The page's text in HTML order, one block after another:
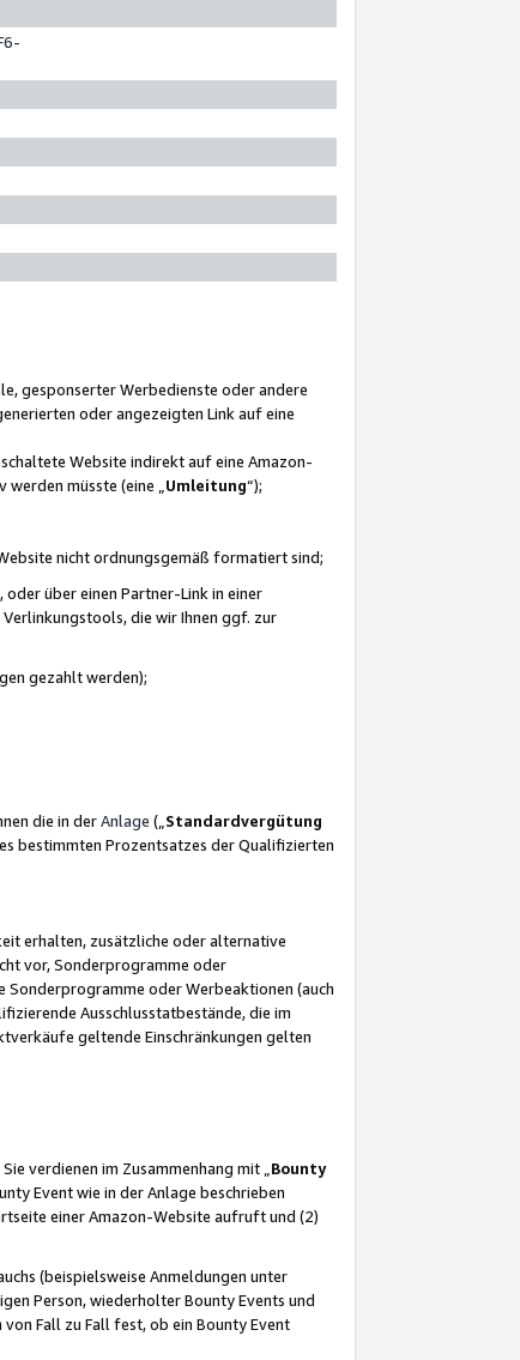
gesponserter Werbedienste oder andere
oder angezeigten Link auf eine
Website indirekt auf eine Amazon-
müsste (eine „ Umleitung“);
nicht ordnungsgemäß formatiert sind;
über einen Partner-Link in einer
die wir Ihnen ggf. zur
gezahlt werden);
die in derAnlage („ Standardvergütung
bestimmten Prozentsatzes der Qualifizierten
erhalten, zusätzliche oder alternative
vor, Sonderprogramme oder
oder Werbeaktionen (auch
Ausschlusstatbestände, die im
geltende Einschränkungen gelten
verdienen im Zusammenhang mit „ Bounty
Event wie in der Anlage beschrieben
einer Amazon-Website aufruft und (2)
(beispielsweise Anmeldungen unter
Person, wiederholter Bounty Events und
Fall zu Fall fest, ob ein Bounty Event